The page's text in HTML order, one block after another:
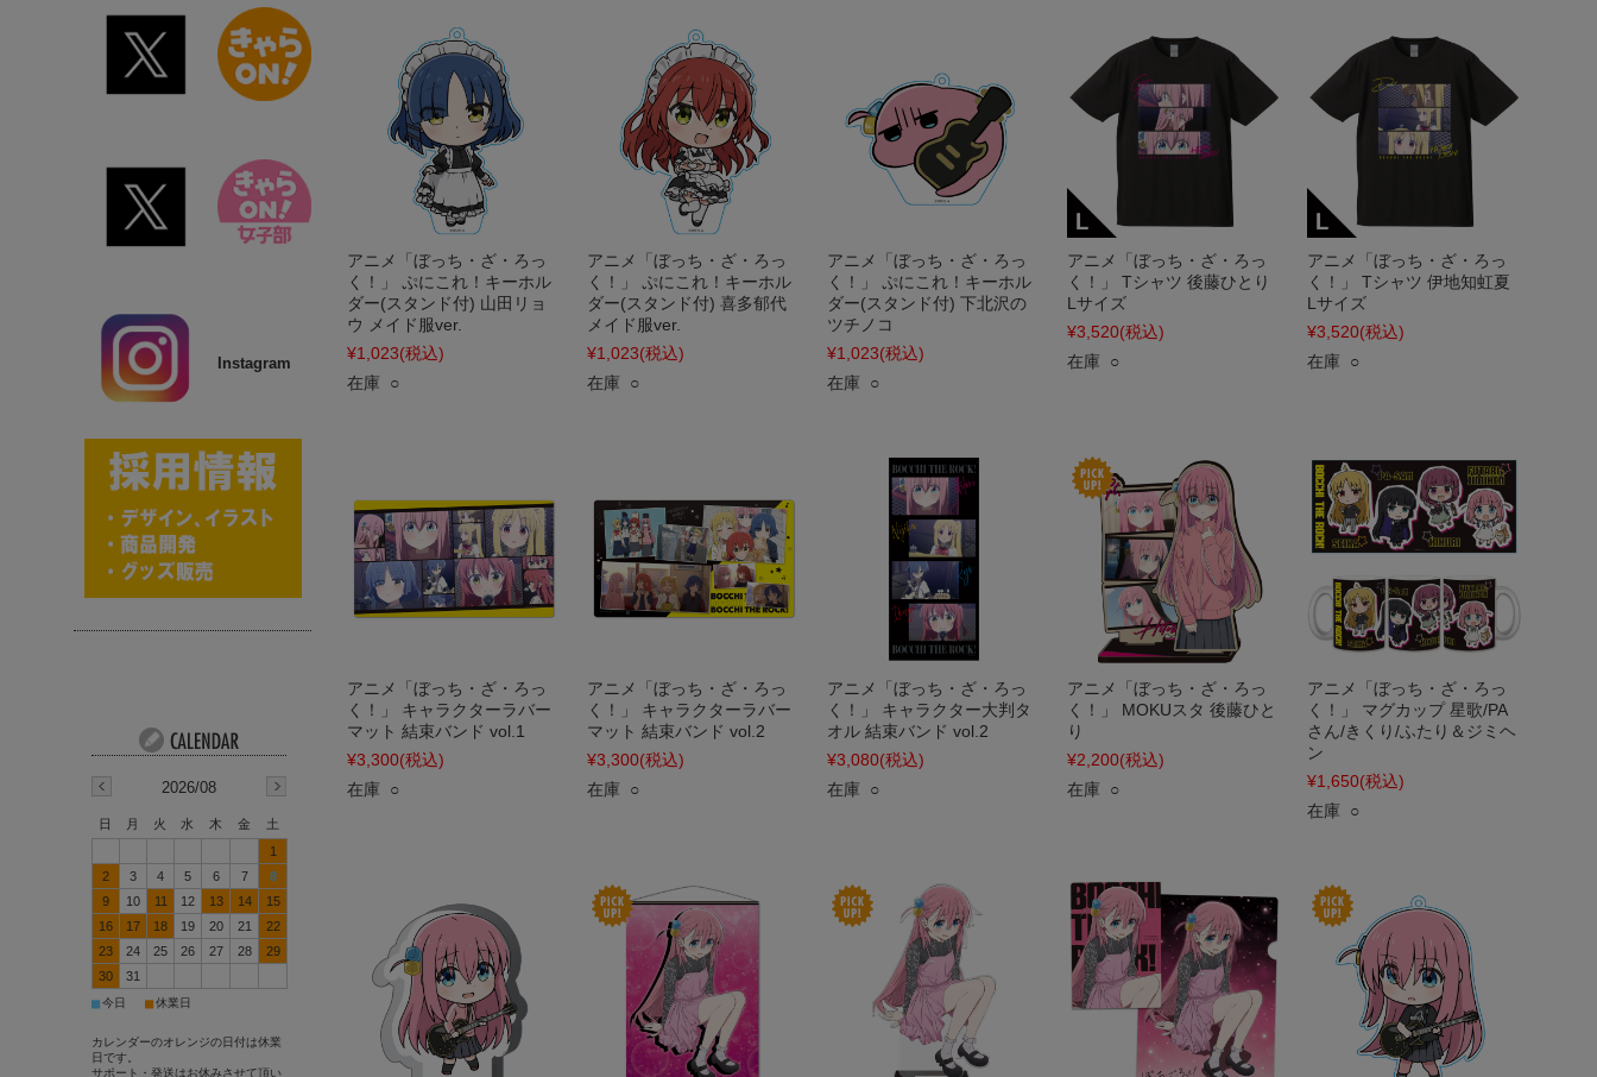
アニメ「ぼっち・ざ・ろっ
く！」 ぷにこれ！キーホル
ダー(スタンド付) 山田リョ
ウ メイド服ver.
¥1,023(税込)
在庫 ○
アニメ「ぼっち・ざ・ろっ
く！」 ぷにこれ！キーホル
ダー(スタンド付) 喜多郁代
メイド服ver.
¥1,023(税込)
在庫 ○
アニメ「ぼっち・ざ・ろっ
く！」 ぷにこれ！キーホル
ダー(スタンド付) 下北沢の
ツチノコ
¥1,023(税込)
在庫 ○
アニメ「ぼっち・ざ・ろっ
く！」 Tシャツ 後藤ひとり
Lサイズ
¥3,520(税込)
在庫 ○
アニメ「ぼっち・ざ・ろっ
く！」 Tシャツ 伊地知虹夏
Lサイズ
¥3,520(税込)
在庫 ○
アニメ「ぼっち・ざ・ろっ
く！」 キャラクターラバー
マット 結束バンド vol.1
¥3,300(税込)
在庫 ○
アニメ「ぼっち・ざ・ろっ
く！」 キャラクターラバー
マット 結束バンド vol.2
¥3,300(税込)
在庫 ○
アニメ「ぼっち・ざ・ろっ
く！」 キャラクター大判タ
オル 結束バンド vol.2
¥3,080(税込)
在庫 ○
アニメ「ぼっち・ざ・ろっ
く！」 MOKUスタ 後藤ひと
り
¥2,200(税込)
在庫 ○
アニメ「ぼっち・ざ・ろっ
く！」 マグカップ 星歌/PA
さん/きくり/ふたり＆ジミヘ
ン
¥1,650(税込)
在庫 ○
Instagram
2026/08
日 月 火 水 木 金
土
1
2
3 4 5 6 7
8
9
10 11 12 13 14
15
16
17 18 19 20 21
22
23
24 25 26 27 28
29
30
31
■今日 ■休業日
カレンダーのオレンジの日付は休業
日です。
サポート・発送はお休みさせて頂い